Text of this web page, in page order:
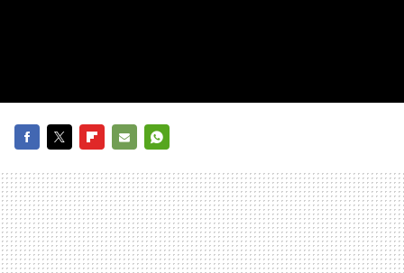
MAIL